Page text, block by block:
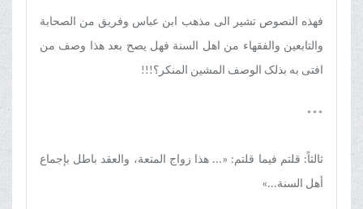
فهذه النصوص تشیر الی مذهب ابن عباس وفریق من الصحابة
والتابعین والفقهاء من اهل السنة فهل یصح بعد هذا وصف من
افتی به بذلک الوصف المشین المنکر؟!!!
***
ثالثاً: قلتم فیما قلتم: «... هذا زواج المتعة، والعقد باطل بإجماع
أهل السنة...»